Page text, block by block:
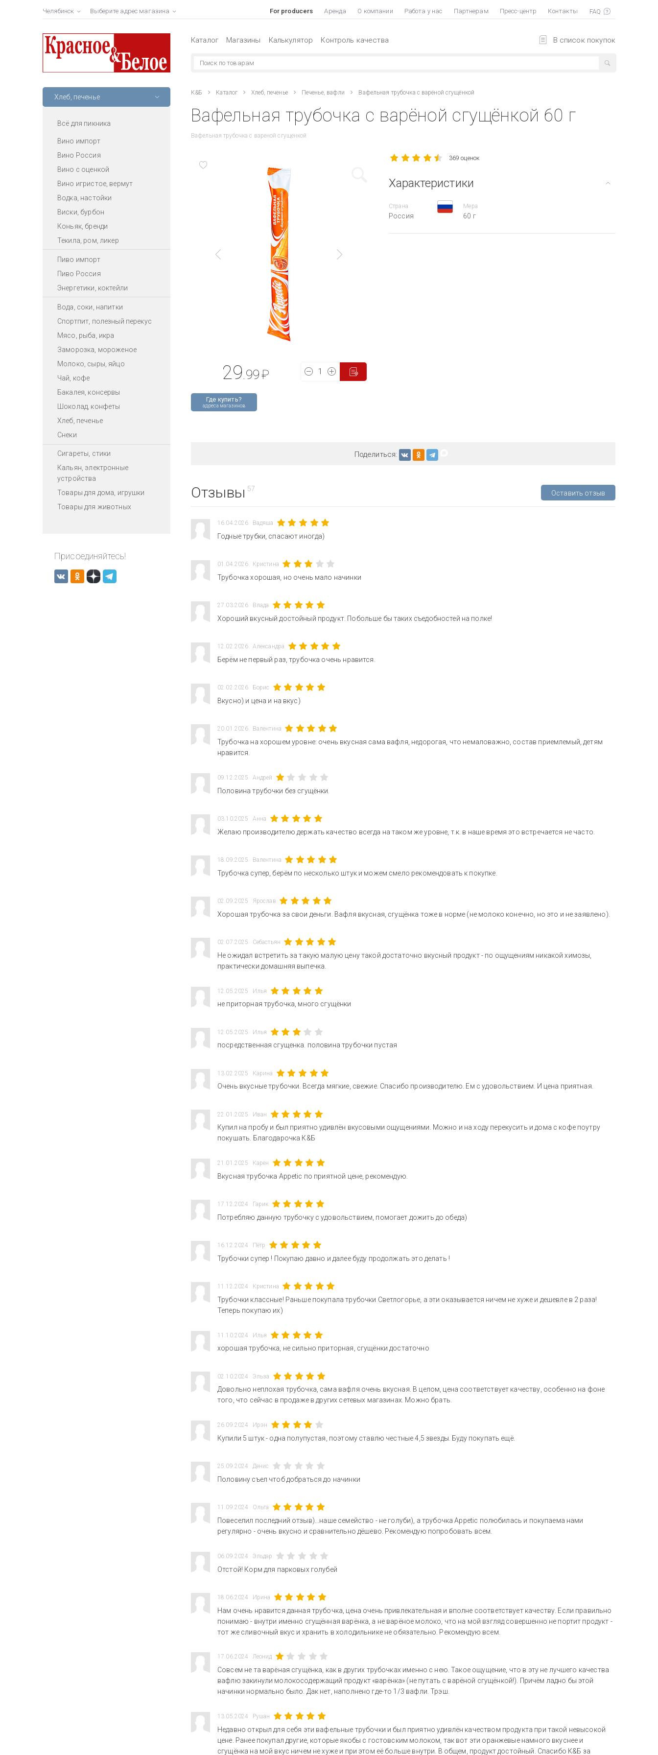
Челябинск Выберите адрес магазина For producers Аренда О компании Работа у нас Партнерам Пресс-центр Контакты
В список покупок
Каталог Магазины Калькулятор Контроль качества
Хлеб, печенье
Всё для пикника
Вино импорт
Вино Россия
Вино с оценкой
Вино игристое, вермут
Водка, настойки
Виски, бурбон
Коньяк, бренди
Текила, ром, ликер
Пиво импорт
Пиво Россия
Энергетики, коктейли
Вода, соки, напитки
Спортпит, полезный перекус
Мясо, рыба, икра
Заморозка, мороженое
Молоко, сыры, яйцо
Чай, кофе
Бакалея, консервы
Шоколад, конфеты
Хлеб, печенье
Снеки
Сигареты, стики
Кальян, электронные
устройства
Товары для дома, игрушки
Товары для животных
Присоединяйтесь!
К&Б Каталог Хлеб, печенье Печенье, вафли Вафельная трубочка с варёной сгущёнкой
Вафельная трубочка с варёной сгущёнкой 60 г
Вафельная трубочка с вареной сгущенкой
Где купить?
адреса магазинов
29 .99₽
369 оценок
Характеристики
Страна
Россия
Мера
60 г
Поделиться:
Отзывы 57
Оставить отзыв
16.04.2026 Вадяша
Годные трубки, спасают иногда)
01.04.2026 Кристина
Трубочка хорошая, но очень мало начинки
27.03.2026 Влада
Хороший вкусный достойный продукт. Побольше бы таких съедобностей на полке!
12.02.2026 Александра
Берём не первый раз, трубочка очень нравится.
02.02.2026 Борис
Вкусно) и цена и на вкус)
20.01.2026 Валентина
Трубочка на хорошем уровне: очень вкусная сама вафля, недорогая, что немаловажно, состав приемлемый, детям
нравится.
09.12.2025 Андрей
Половина трубочки без сгущёнки.
03.10.2025 Анна
Желаю производителю держать качество всегда на таком же уровне, т.к. в наше время это встречается не часто.
18.09.2025 Валентина
Трубочка супер, берём по несколько штук и можем смело рекомендовать к покупке.
02.09.2025 Ярослав
Хорошая трубочка за свои деньги. Вафля вкусная, сгущёнка тоже в норме (не молоко конечно, но это и не заявлено).
02.07.2025 Себастьян
Не ожидал встретить за такую малую цену такой достаточно вкусный продукт - по ощущениям никакой химозы,
практически домашняя выпечка.
12.05.2025 Илья
не приторная трубочка, много сгущёнки
12.05.2025 Илья
посредственная сгущенка. половина трубочки пустая
13.02.2025 Карина
Очень вкусные трубочки. Всегда мягкие, свежие. Спасибо производителю. Ем с удовольствием. И цена приятная.
22.01.2025 Иван
Купил на пробу и был приятно удивлён вкусовыми ощущениями. Можно и на ходу перекусить и дома с кофе поутру
покушать. Благодарочка К&Б
21.01.2025 Карен
Вкусная трубочка Appetic по приятной цене, рекомендую.
17.12.2024 Гарик
Потребляю данную трубочку с удовольствием, помогает дожить до обеда)
16.12.2024 Пётр
Трубочки супер ! Покупаю давно и далее буду продолжать это делать !
11.12.2024 Кристина
Трубочки классные! Раньше покупала трубочки Светлогорье, а эти оказывается ничем не хуже и дешевле в 2 раза!
Теперь покупаю их)
11.10.2024 Илья
хорошая трубочка, не сильно приторная, сгущёнки достаточно
02.10.2024 Эльза
Довольно неплохая трубочка, сама вафля очень вкусная. В целом, цена соответствует качеству, особенно на фоне
того, что сейчас в продаже в других сетевых магазинах. Можно брать.
26.09.2024 Ирэн
Купили 5 штук - одна полупустая, поэтому ставлю честные 4,5 звезды. Буду покупать ещё.
25.09.2024 Денис
Половину съел чтоб добраться до начинки
11.09.2024 Ольга
Повеселил последний отзыв)...наше семейство - не голуби), а трубочка Appetic полюбилась и покупаема нами
регулярно - очень вкусно и сравнительно дёшево. Рекомендую попробовать всем.
06.09.2024 Эльдар
Отстой! Корм для парковых голубей
18.06.2024 Ирина
Нам очень нравится данная трубочка, цена очень привлекательная и вполне соответствует качеству. Если правильно
понимаю - внутри именно сгущённая варёнка, а не варёное молоко, что на мой взгляд совершенно не портит продукт -
тот же сливочный вкус и хранить в холодильнике не обязательно. Рекомендую всем.
17.06.2024 Леонид
Совсем не та варёная сгущёнка, как в других трубочках именно с нею. Такое ощущение, что в эту не лучшего качества
вафлю закинули молокосодержащий продукт «варёнка» (не путать с варёной сгущёнкой!). Причём ладно бы этой
начинки нормально было. Дак нет, наполнено где-то 1/3 вафли. Трэш.
13.05.2024 Рушан
Недавно открыл для себя эти вафельные трубочки и был приятно удивлён качеством продукта при такой невысокой
цене. Ранее покупал другие, которые якобы с гостовским молоком, так вот эти оранжевые намного вкуснее и
сгущёнка на мой вкус ничем не хуже и при этом её больше внутри. В общем, продукт достойный. Спасибо К&Б за